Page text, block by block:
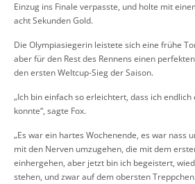
Einzug ins Finale verpasste, und holte mit
acht Sekunden Gold.
Die Olympiasiegerin leistete sich eine frühe
aber für den Rest des Rennens einen
den ersten Weltcup-Sieg der Saison.
„Ich bin einfach so erleichtert, dass ich
konnte“, sagte Fox.
„Es war ein hartes Wochenende, es war nass
mit den Nerven umzugehen, die mit dem
einhergehen, aber jetzt bin ich begeistert,
stehen, und zwar auf dem obersten